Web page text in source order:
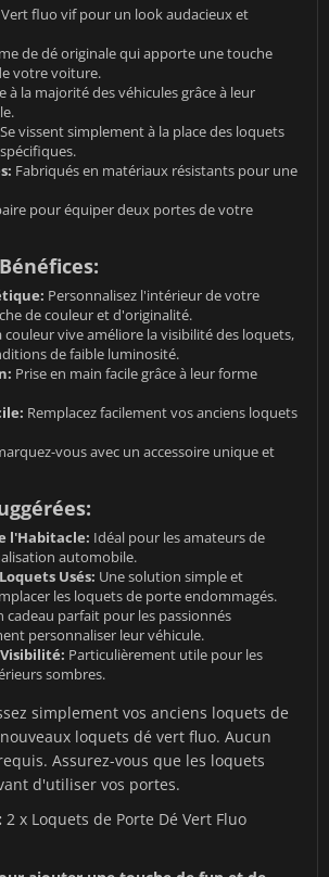
Vert fluo vif pour un look audacieux et
de dé originale qui apporte une touche
votre voiture.
à la majorité des véhicules grâce à leur
Se vissent simplement à la place des loquets
Fabriqués en matériaux résistants pour une
pour équiper deux portes de votre
Personnalisez l'intérieur de votre
de couleur et d'originalité.
couleur vive améliore la visibilité des loquets,
de faible luminosité.
Prise en main facile grâce à leur forme
Remplacez facilement vos anciens loquets
vous avec un accessoire unique et
l'Habitacle: Idéal pour les amateurs de
automobile.
Usés: Une solution simple et
les loquets de porte endommagés.
cadeau parfait pour les passionnés
personnaliser leur véhicule.
Particulièrement utile pour les
sombres.
simplement vos anciens loquets de
loquets dé vert fluo. Aucun
Assurez-vous que les loquets
d'utiliser vos portes.
2 x Loquets de Porte Dé Vert Fluo